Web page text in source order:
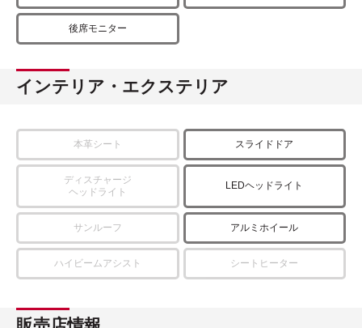
後席モニター
インテリア・エクステリア
本革シート スライドドア
ディスチャージ
ヘッドライト
LEDヘッドライト
サンルーフ アルミホイール
ハイビームアシスト シートヒーター